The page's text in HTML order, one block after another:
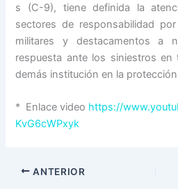
s (C-9), tiene definida la
sectores de responsabilidad
militares y destacamentos a
respuesta ante los siniestros
demás institución en la
* Enlace video https://
KvG6cWPxyk
ANTERIOR